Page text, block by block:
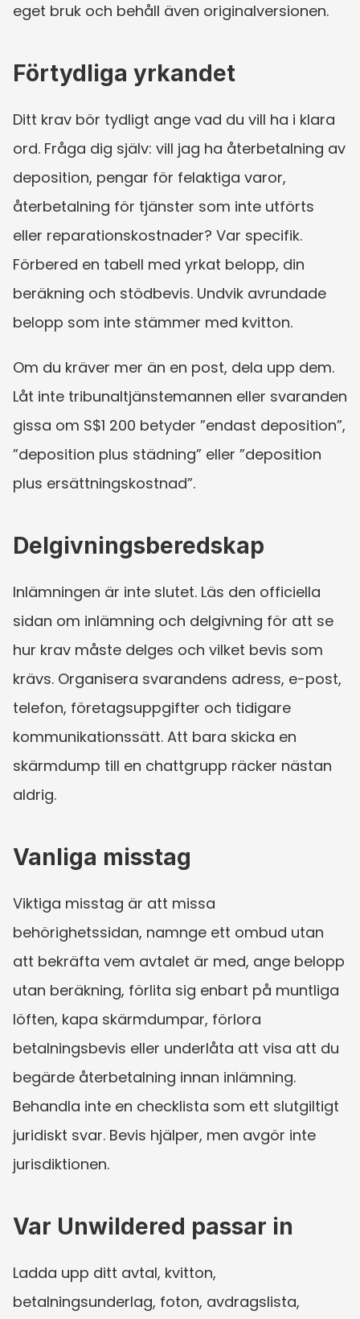
eget bruk och behåll även originalversionen.
Förtydliga yrkandet
Ditt krav bör tydligt ange vad du vill ha i klara
ord. Fråga dig själv: vill jag ha återbetalning av
deposition, pengar för felaktiga varor,
återbetalning för tjänster som inte utförts
eller reparationskostnader? Var specifik.
Förbered en tabell med yrkat belopp, din
beräkning och stödbevis. Undvik avrundade
belopp som inte stämmer med kvitton.
Om du kräver mer än en post, dela upp dem.
Låt inte tribunaltjänstemannen eller svaranden
gissa om S$1 200 betyder ”endast deposition”,
”deposition plus städning” eller ”deposition
plus ersättningskostnad”.
Delgivningsberedskap
Inlämningen är inte slutet. Läs den officiella
sidan om inlämning och delgivning för att se
hur krav måste delges och vilket bevis som
krävs. Organisera svarandens adress, e-post,
telefon, företagsuppgifter och tidigare
kommunikationssätt. Att bara skicka en
skärmdump till en chattgrupp räcker nästan
aldrig.
Vanliga misstag
Viktiga misstag är att missa
behörighetssidan, namnge ett ombud utan
att bekräfta vem avtalet är med, ange belopp
utan beräkning, förlita sig enbart på muntliga
löften, kapa skärmdumpar, förlora
betalningsbevis eller underlåta att visa att du
begärde återbetalning innan inlämning.
Behandla inte en checklista som ett slutgiltigt
juridiskt svar. Bevis hjälper, men avgör inte
jurisdiktionen.
Var Unwildered passar in
Ladda upp ditt avtal, kvitton,
betalningsunderlag, foton, avdragslista,